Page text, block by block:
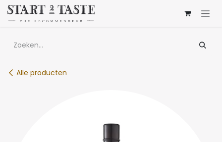
Overslaan naar inhoud
Alle producten